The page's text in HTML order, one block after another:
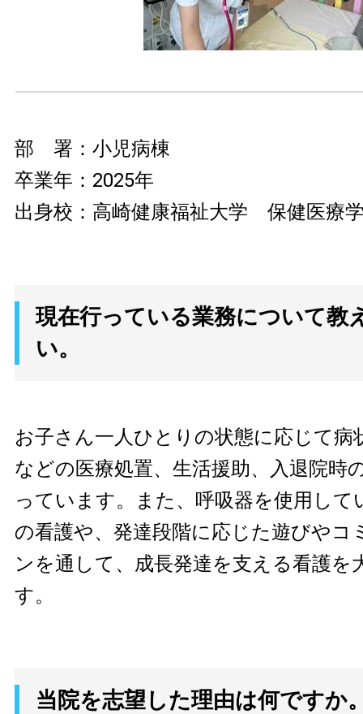
部 署：小児病棟
卒業年：2025年
出身校：高崎健康福祉大学 保健医療
現在行っている業務について教
い。
お子さん一人ひとりの状態に応じて病
などの医療処置、生活援助、入退院時
っています。また、呼吸器を使用して
の看護や、発達段階に応じた遊びやコ
ンを通して、成長発達を支える看護を
す。
当院を志望した理由は何ですか